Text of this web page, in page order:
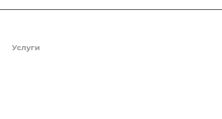
Услуги